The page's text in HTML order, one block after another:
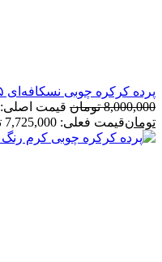
پرده کرکره چوبی نسکافه‌ای ۵ سانتیمتری کد dp19401
8,000,000 تومان قیمت اصلی: 8,000,000 تومان بود.
تومانقیمت فعلی: 7,725,000 تومان.